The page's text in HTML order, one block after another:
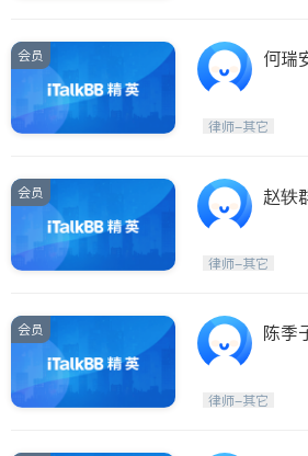
Oshawa
Niagara
Pickering
Concord
Port Perry
King
会员 何瑞
律师-其它
会员
赵轶
律师-其它
会员
陈季
律师-其它